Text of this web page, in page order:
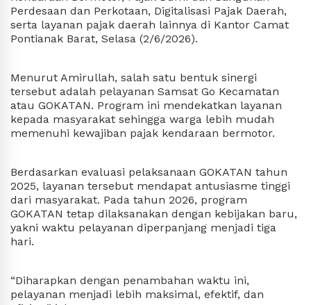
Perdesaan dan Perkotaan, Digitalisasi Pajak Daerah,
serta layanan pajak daerah lainnya di Kantor Camat
Pontianak Barat, Selasa (2/6/2026).
Menurut Amirullah, salah satu bentuk sinergi
tersebut adalah pelayanan Samsat Go Kecamatan
atau GOKATAN. Program ini mendekatkan layanan
kepada masyarakat sehingga warga lebih mudah
memenuhi kewajiban pajak kendaraan bermotor.
Berdasarkan evaluasi pelaksanaan GOKATAN tahun
2025, layanan tersebut mendapat antusiasme tinggi
dari masyarakat. Pada tahun 2026, program
GOKATAN tetap dilaksanakan dengan kebijakan baru,
yakni waktu pelayanan diperpanjang menjadi tiga
hari.
“Diharapkan dengan penambahan waktu ini,
pelayanan menjadi lebih maksimal, efektif, dan